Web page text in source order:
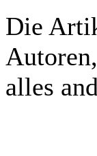
Die
Autoren,
alles